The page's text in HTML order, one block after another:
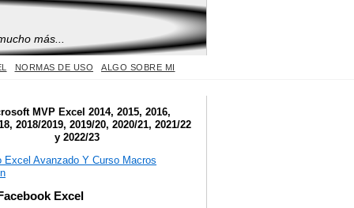
más...
NORMAS DE USO ALGO SOBRE MI
MVP Excel 2014, 2015, 2016,
2018/2019, 2019/20, 2020/21, 2021/22
y 2022/23
Excel